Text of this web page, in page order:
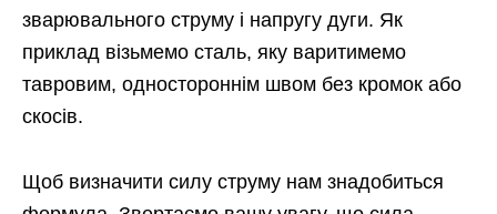
зварювального струму і напругу дуги. Як
приклад візьмемо сталь, яку варитимемо
тавровим, одностороннім швом без кромок або
скосів.
Щоб визначити силу струму нам знадобиться